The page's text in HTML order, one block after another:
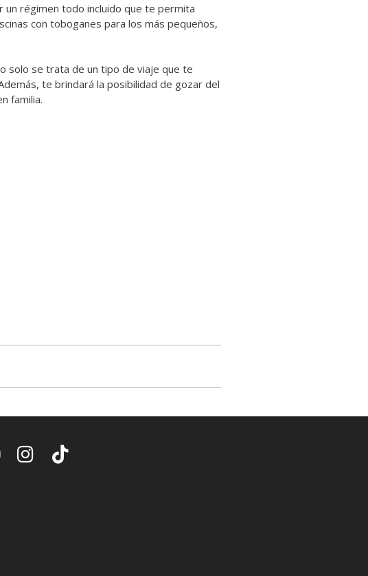
un régimen todo incluido que te permita
con toboganes para los más pequeños,
solo se trata de un tipo de viaje que te
te brindará la posibilidad de gozar del
familia.